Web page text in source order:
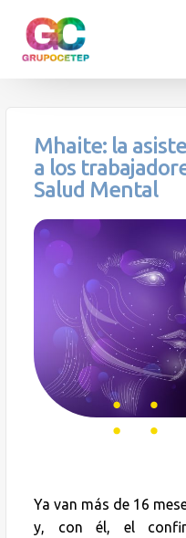
Mhaite: la
a los
Salud Mental
Ya van más de 16
y, con él, el